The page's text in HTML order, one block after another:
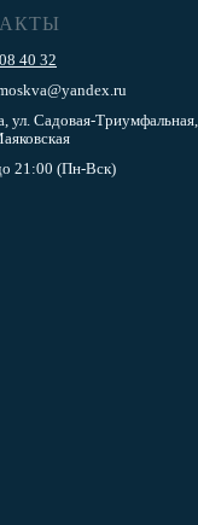
40 32
ул. Садовая-
21:00 (Пн-Вск)